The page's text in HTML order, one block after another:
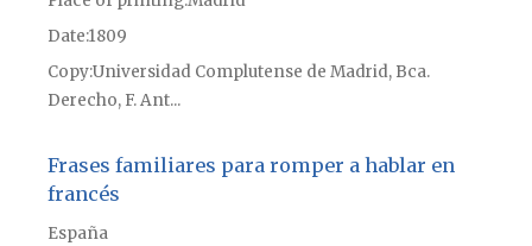
Date1809
CopyUniversidad Complutense de Madrid, Bca.
Derecho, F. Ant...
Frases familiares para romper a hablar en
francés
España